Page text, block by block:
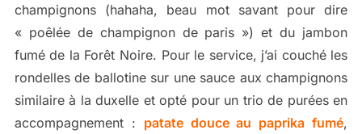
champignons (hahaha, beau mot savant pour dire
« poêlée de champignon de paris ») et du jambon
fumé de la Forêt Noire. Pour le service, j’ai couché les
rondelles de ballotine sur une sauce aux champignons
similaire à la duxelle et opté pour un trio de purées en
accompagnement : patate douce au paprika fumé,